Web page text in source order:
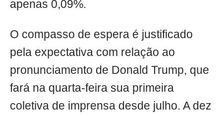
apenas 0,09%.
O compasso de espera é justificado
pela expectativa com relação ao
pronunciamento de Donald Trump, que
fará na quarta-feira sua primeira
coletiva de imprensa desde julho. A dez